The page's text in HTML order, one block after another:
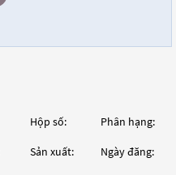
Hộp số: Phân hạng:
Sản xuất: Ngày đăng: